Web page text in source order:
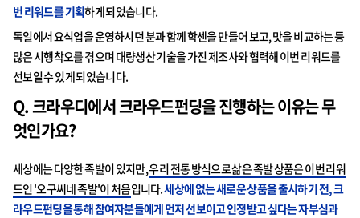
번 리워드를 기획하게 되었습니다.
독일에서 요식업을 운영하시던 분과 함께 학센을 만들어 보고, 맛을 비교하는 등
많은 시행착오를 겪으며 대량생산 기술을 가진 제조사와 협력해 이번 리워드를
선보일 수 있게 되었습니다.
Q. 크라우디에서 크라우드펀딩을 진행하는 이유는 무
엇인가요?
세상에는 다양한 족발이 있지만,우리 전통 방식으로 삶은 족발 상품은 이번 리워
드인 '오구씨네 족발'이 처음입니다.세상에 없는 새로운 상품을 출시하기 전, 크
라우드펀딩을 통해 참여자분들에게 먼저 선보이고 인정받고 싶다는 자부심과